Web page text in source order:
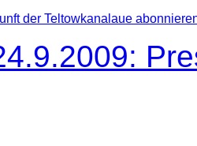
der Teltowkanalaue